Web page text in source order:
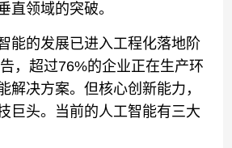
直领域的突破。
的发展已进入工程化落地阶
，超过76%的企业正在生产环
解决方案。但核心创新能力，
巨头。当前的人工智能有三大